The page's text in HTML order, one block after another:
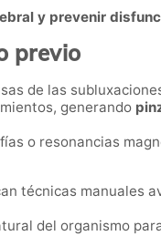
y prevenir
previo
de las
generando
o resonancias
técnicas manuales
del organismo